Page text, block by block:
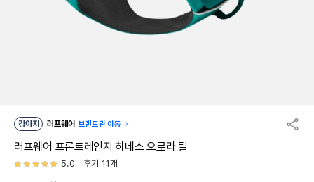
강아지 러프웨어 브랜드관 이동
러프웨어 프론트레인지 하네스 오로라 틸
5.0 후기 11개